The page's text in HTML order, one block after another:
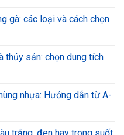
gà: các loại và cách chọn
thủy sản: chọn dung tích
nhựa: Hướng dẫn từ A-